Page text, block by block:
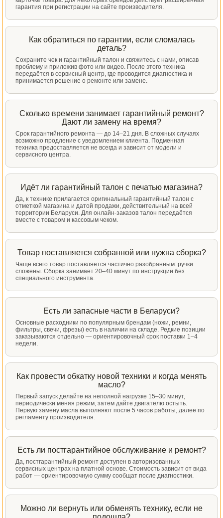
гарантия при регистрации на сайте производителя.
Как обратиться по гарантии, если сломалась
деталь?
Сохраните чек и гарантийный талон и свяжитесь с нами, описав
проблему и приложив фото или видео. После этого техника
передаётся в сервисный центр, где проводится диагностика и
принимается решение о ремонте или замене.
Сколько времени занимает гарантийный ремонт?
Дают ли замену на время?
Срок гарантийного ремонта — до 14–21 дня. В сложных случаях
возможно продление с уведомлением клиента. Подменная
техника предоставляется не всегда и зависит от модели и
сервисного центра.
Идёт ли гарантийный талон с печатью магазина?
Да, к технике прилагается оригинальный гарантийный талон с
отметкой магазина и датой продажи, действительный на всей
территории Беларуси. Для онлайн-заказов талон передаётся
вместе с товаром и кассовым чеком.
Товар поставляется собранной или нужна сборка?
Чаще всего товар поставляется частично разобранным: ручки
сложены. Сборка занимает 20–40 минут по инструкции без
специального инструмента.
Есть ли запасные части в Беларуси?
Основные расходники по популярным брендам (ножи, ремни,
фильтры, свечи, фрезы) есть в наличии на складе. Редкие позиции
заказываются отдельно — ориентировочный срок поставки 1–4
недели.
Как провести обкатку новой техники и когда менять
масло?
Первый запуск делайте на неполной нагрузке 15–30 минут,
периодически меняя режим, затем дайте двигателю остыть.
Первую замену масла выполняют после 5 часов работы, далее по
регламенту производителя.
Есть ли постгарантийное обслуживание и ремонт?
Да, постгарантийный ремонт доступен в авторизованных
сервисных центрах на платной основе. Стоимость зависит от вида
работ — ориентировочную сумму сообщат после диагностики.
Можно ли вернуть или обменять технику, если не